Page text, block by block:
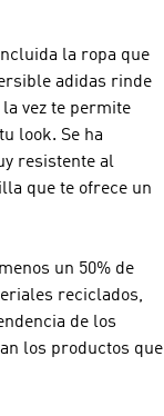
la ropa que
adidas rinde
vez te permite
look. Se ha
resistente al
que te ofrece un
un 50% de
reciclados,
de los
los productos que